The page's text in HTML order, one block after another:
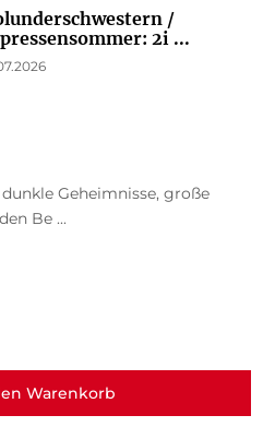
/
2i ...
Geheimnisse, große
Be ...
Warenkorb